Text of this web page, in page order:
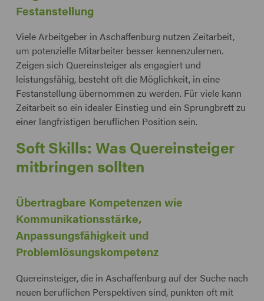
Festanstellung
Viele Arbeitgeber in Aschaffenburg nutzen Zeitarbeit,
um potenzielle Mitarbeiter besser kennenzulernen.
Zeigen sich Quereinsteiger als engagiert und
leistungsfähig, besteht oft die Möglichkeit, in eine
Festanstellung übernommen zu werden. Für viele kann
Zeitarbeit so ein idealer Einstieg und ein Sprungbrett zu
einer langfristigen beruflichen Position sein.
Soft Skills: Was Quereinsteiger
mitbringen sollten
Übertragbare Kompetenzen wie
Kommunikationsstärke,
Anpassungsfähigkeit und
Problemlösungskompetenz
Quereinsteiger, die in Aschaffenburg auf der Suche nach
neuen beruflichen Perspektiven sind, punkten oft mit